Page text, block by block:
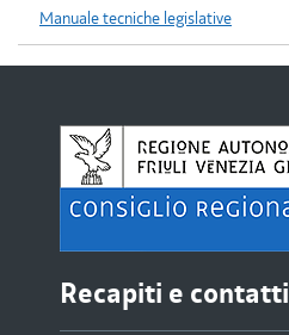
Manuale tecniche legislative
Recapiti e contatti